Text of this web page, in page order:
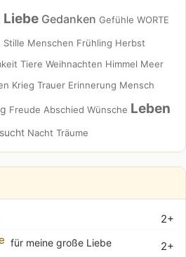
Liebe Gedanken Gefühle WORTE
Stille Menschen Frühling Herbst
Tiere Weihnachten Himmel Meer
Krieg Trauer Erinnerung Mensch
Freude Abschied Wünsche Leben
Nacht Träume
2+
2+
für meine große Liebe